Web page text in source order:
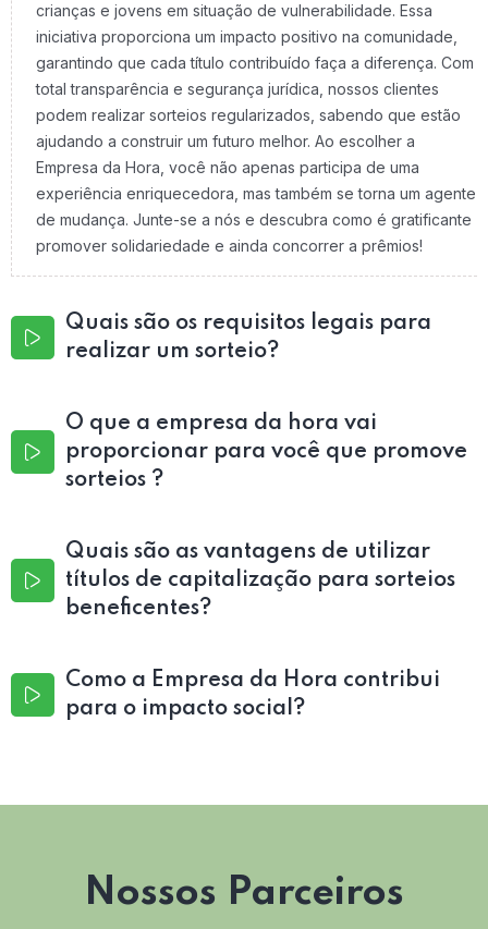
crianças e jovens em situação de vulnerabilidade. Essa
iniciativa proporciona um impacto positivo na comunidade,
garantindo que cada título contribuído faça a diferença. Com
total transparência e segurança jurídica, nossos clientes
podem realizar sorteios regularizados, sabendo que estão
ajudando a construir um futuro melhor. Ao escolher a
Empresa da Hora, você não apenas participa de uma
experiência enriquecedora, mas também se torna um agente
de mudança. Junte-se a nós e descubra como é gratificante
promover solidariedade e ainda concorrer a prêmios!
Quais são os requisitos legais para
realizar um sorteio?
O que a empresa da hora vai
proporcionar para você que promove
sorteios ?
Quais são as vantagens de utilizar
títulos de capitalização para sorteios
beneficentes?
Como a Empresa da Hora contribui
para o impacto social?
Nossos Parceiros